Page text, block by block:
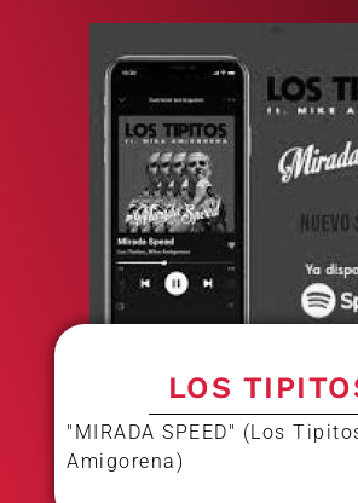
LOS
"MIRADA SPEED" (Los
Amigorena)